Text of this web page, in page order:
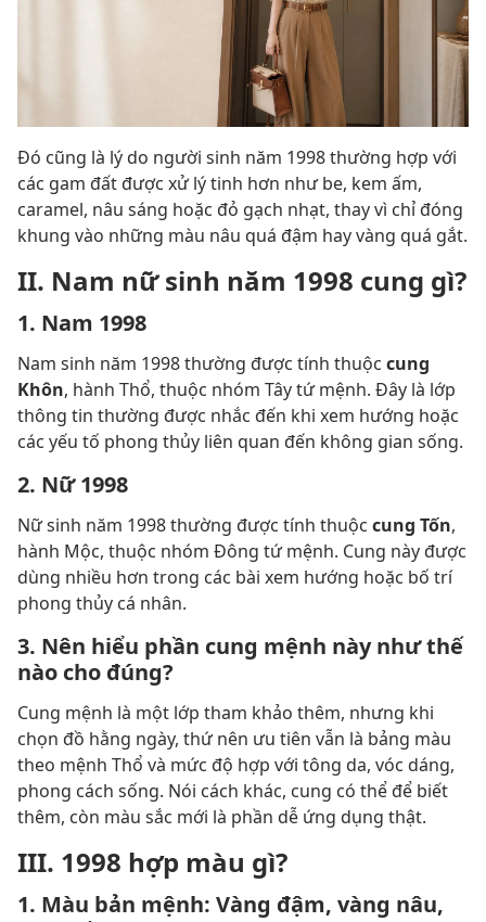
Đó cũng là lý do người sinh năm 1998 thường hợp với
các gam đất được xử lý tinh hơn như be, kem ấm,
caramel, nâu sáng hoặc đỏ gạch nhạt, thay vì chỉ đóng
khung vào những màu nâu quá đậm hay vàng quá gắt.
II. Nam nữ sinh năm 1998 cung gì?
1. Nam 1998
Nam sinh năm 1998 thường được tính thuộc cung
Khôn, hành Thổ, thuộc nhóm Tây tứ mệnh. Đây là lớp
thông tin thường được nhắc đến khi xem hướng hoặc
các yếu tố phong thủy liên quan đến không gian sống.
2. Nữ 1998
Nữ sinh năm 1998 thường được tính thuộc cung Tốn,
hành Mộc, thuộc nhóm Đông tứ mệnh. Cung này được
dùng nhiều hơn trong các bài xem hướng hoặc bố trí
phong thủy cá nhân.
3. Nên hiểu phần cung mệnh này như thế
nào cho đúng?
Cung mệnh là một lớp tham khảo thêm, nhưng khi
chọn đồ hằng ngày, thứ nên ưu tiên vẫn là bảng màu
theo mệnh Thổ và mức độ hợp với tông da, vóc dáng,
phong cách sống. Nói cách khác, cung có thể để biết
thêm, còn màu sắc mới là phần dễ ứng dụng thật.
III. 1998 hợp màu gì?
1. Màu bản mệnh: Vàng đậm, vàng nâu,